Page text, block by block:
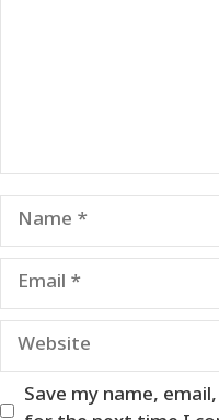
Name
Email
Website
Save my name,